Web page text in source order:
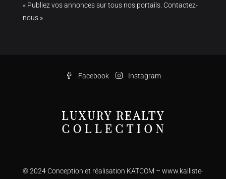
« Publiez vos annonces sur tous nos portails. Contactez-
nous »
Facebook Instagram
© 2024 Conception et réalisation KATCOM – www.kalliste-